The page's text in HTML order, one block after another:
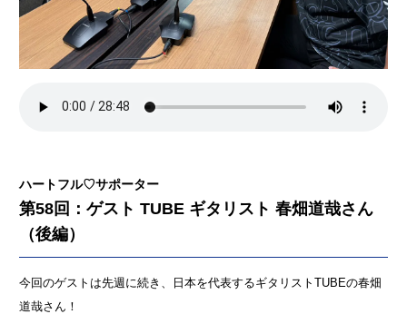
ハートフル♡サポーター
第58回：ゲスト TUBE ギタリスト 春畑道哉さん
（後編）
今回のゲストは先週に続き、日本を代表するギタリストTUBEの春畑
道哉さん！